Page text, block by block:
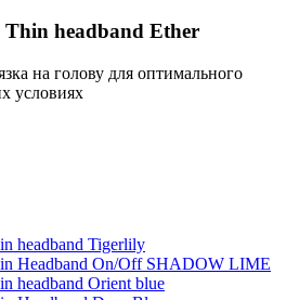
Thin headband Ether
на голову для оптимального
условиях